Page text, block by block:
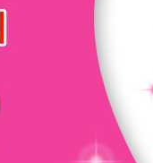
sắc nhất mọi thời đại